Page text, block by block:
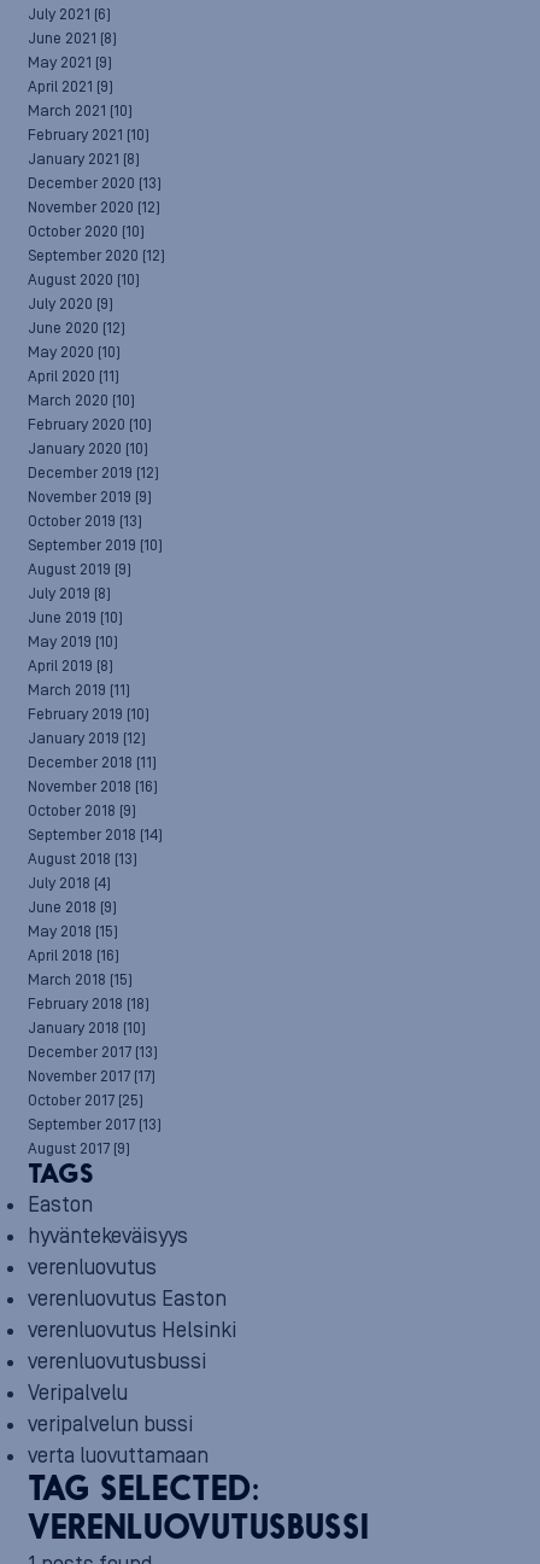
July 2021 (6)
June 2021 (8)
May 2021 (9)
April 2021 (9)
March 2021 (10)
February 2021 (10)
January 2021 (8)
December 2020 (13)
November 2020 (12)
October 2020 (10)
September 2020 (12)
August 2020 (10)
July 2020 (9)
June 2020 (12)
May 2020 (10)
April 2020 (11)
March 2020 (10)
February 2020 (10)
January 2020 (10)
December 2019 (12)
November 2019 (9)
October 2019 (13)
September 2019 (10)
August 2019 (9)
July 2019 (8)
June 2019 (10)
May 2019 (10)
April 2019 (8)
March 2019 (11)
February 2019 (10)
January 2019 (12)
December 2018 (11)
November 2018 (16)
October 2018 (9)
September 2018 (14)
August 2018 (13)
July 2018 (4)
June 2018 (9)
May 2018 (15)
April 2018 (16)
March 2018 (15)
February 2018 (18)
January 2018 (10)
December 2017 (13)
November 2017 (17)
October 2017 (25)
September 2017 (13)
August 2017 (9)
TAGS
Easton
hyväntekeväisyys
verenluovutus
verenluovutus Easton
verenluovutus Helsinki
verenluovutusbussi
Veripalvelu
veripalvelun bussi
verta luovuttamaan
TAG SELECTED:
VERENLUOVUTUSBUSSI